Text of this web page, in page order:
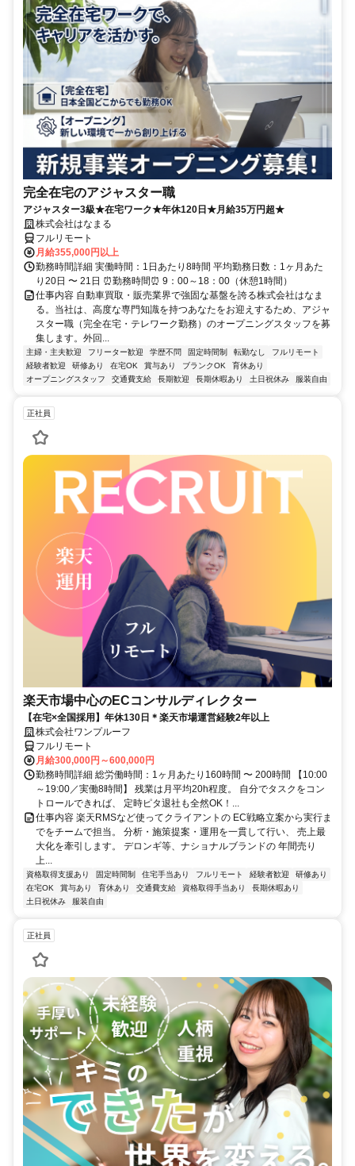
完全在宅のアジャスター職
アジャスター3級★在宅ワーク★年休120日★月給35万円超★
株式会社はなまる
フルリモート
月給355,000円以上
勤務時間詳細 実働時間：1日あたり8時間 平均勤務日数：1ヶ月あた
り20日 〜 21日 ⏰勤務時間⏰ 9：00～18：00（休憩1時間）
仕事内容 自動車買取・販売業界で強固な基盤を誇る株式会社はなま
る。当社は、高度な専門知識を持つあなたをお迎えするため、アジャ
スター職（完全在宅・テレワーク勤務）のオープニングスタッフを募
集します。外回...
主婦・主夫歓迎 フリーター歓迎 学歴不問 固定時間制 転勤なし
フルリモート
経験者歓迎
研修あり 在宅OK 賞与あり ブランクOK
育休あり
オープニングスタッフ
交通費支給 長期歓迎 長期休暇あり 土日祝休み 服装自由
正社員
楽天市場中心のECコンサルディレクター
【在宅×全国採用】年休130日＊楽天市場運営経験2年以上
株式会社ワンプルーフ
フルリモート
月給300,000円～600,000円
勤務時間詳細 総労働時間：1ヶ月あたり160時間 〜 200時間 【10:00
～19:00／実働8時間】 残業は月平均20h程度。 自分でタスクをコン
トロールできれば、 定時ピタ退社も全然OK！...
仕事内容 楽天RMSなど使ってクライアントの EC戦略立案から実行ま
でをチームで担当。 分析・施策提案・運用を一貫して行い、 売上最
大化を牽引します。 デロンギ等、ナショナルブランドの 年間売り
上...
資格取得支援あり 固定時間制 住宅手当あり フルリモート 経験者歓迎
研修あり
在宅OK
賞与あり 育休あり 交通費支給 資格取得手当あり
長期休暇あり
土日祝休み
服装自由
正社員